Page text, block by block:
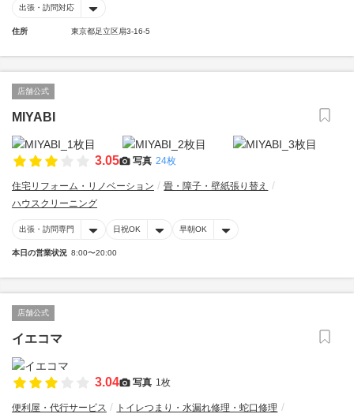
出張・訪問対応
住所 東京都足立区扇3-16-5
店舗公式
MIYABI
3.05 写真 24枚
住宅リフォーム・リノベーション
畳・障子・壁紙張り替え
ハウスクリーニング
出張・訪問専門 日祝OK 早朝OK
本日の営業状況 8:00〜20:00
店舗公式
イエコマ
3.04 写真 1枚
便利屋・代行サービス
トイレつまり・水漏れ修理・蛇口修理